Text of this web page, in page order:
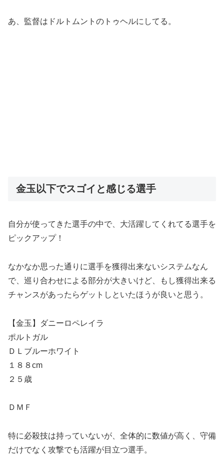
あ、監督はドルトムントのトゥヘルにしてる。
金玉以下でスゴイと感じる選手
自分が使ってきた選手の中で、大活躍してくれてる選手を
ピックアップ！
なかなか思った通りに選手を獲得出来ないシステムなん
で、巡り合わせによる部分が大きいけど、もし獲得出来る
チャンスがあったらゲットしといたほうが良いと思う。
【金玉】ダニーロペレイラ
ポルトガル
ＤＬブルーホワイト
１８８cm
２５歳
ＤＭＦ
特に必殺技は持っていないが、全体的に数値が高く、守備
だけでなく攻撃でも活躍が目立つ選手。